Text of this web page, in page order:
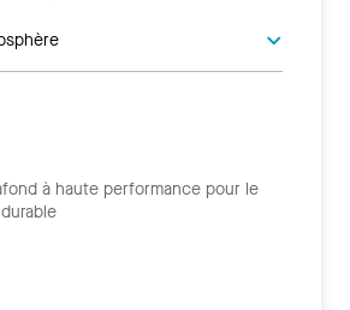
à haute performance pour le